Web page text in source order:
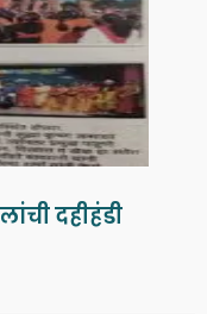
दहीहंडी